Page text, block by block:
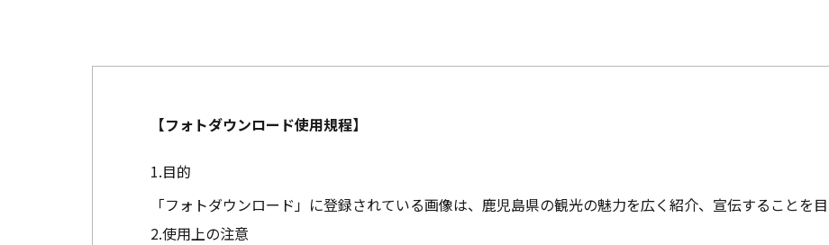
【フォトダウンロード使用規程】
目的
「フォトダウンロード」に登録されている画像は、鹿児島県の観光の魅力を広く紹介、宣伝することを目
使用上の注意